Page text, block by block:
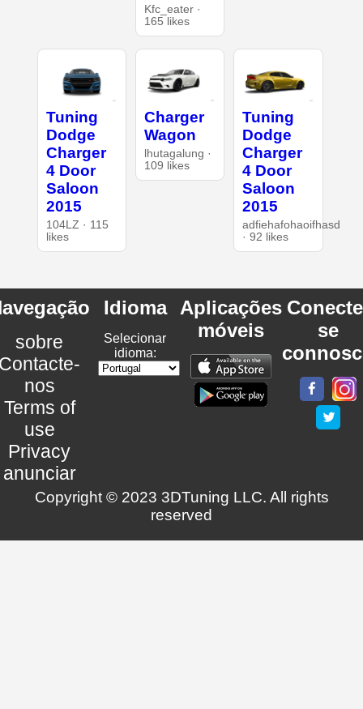
Kfc_eater ·
165 likes
Tuning
Dodge
Charger
4 Door
Saloon
2015
104LZ · 115
likes
Charger
Wagon
lhutagalung ·
109 likes
Tuning
Dodge
Charger
4 Door
Saloon
2015
adfiehafohaoifhasd
· 92 likes
sobre
nos
Terms of
use
Privacy
anunciar
Idioma
Selecionar
idioma:
Aplicações
móveis
se
Copyright © 2023 3DTuning LLC. All rights
reserved